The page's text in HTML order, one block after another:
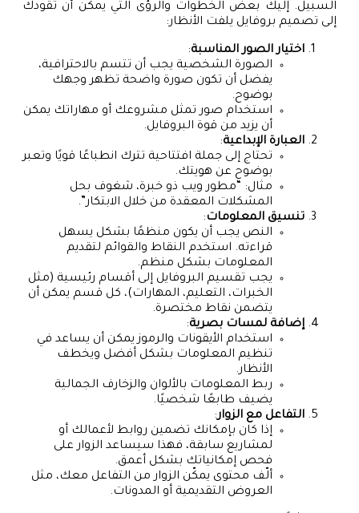
السبيل. إليك بعض الخطوات والرؤى التي يمكن أن تقودك
إلى تصميم بروفايل يلفت الأنظار:
اختيار الصور المناسبة:
الصورة الشخصية يجب أن تتسم بالاحترافية،
يفضل أن تكون صورة واضحة تظهر وجهك
بوضوح.
استخدام صور تمثل مشروعك أو مهاراتك يمكن
أن يزيد من قوة البروفايل.
العبارة الإبداعية:
تحتاج إلى جملة افتتاحية تترك انطباعًا قويًا وتعبر
بوضوح عن هويتك.
مثال: “مطور ويب ذو خبرة، شغوف بحل
المشكلات المعقدة من خلال الابتكار”.
تنسيق المعلومات:
النص يجب أن يكون منظمًا بشكل يسهل
قراءته. استخدم النقاط والقوائم لتقديم
المعلومات بشكل منظم.
يجب تقسيم البروفايل إلى أقسام رئيسية (مثل
الخبرات، التعليم، المهارات)، كل قسم يمكن أن
يتضمن نقاط مختصرة.
إضافة لمسات بصرية:
استخدام الأيقونات والرموز يمكن أن يساعد في
تنظيم المعلومات بشكل أفضل ويخطف
الأنظار.
ربط المعلومات بالألوان والزخارف الجمالية
يضيف طابعًا شخصيًا.
التفاعل مع الزوار:
إذا كان بإمكانك تضمين روابط لأعمالك أو
لمشاريع سابقة، فهذا سيساعد الزوار على
فحص إمكانياتك بشكل أعمق.
ألّف محتوى يمكّن الزوار من التفاعل معك، مثل
العروض التقديمية أو المدونات.